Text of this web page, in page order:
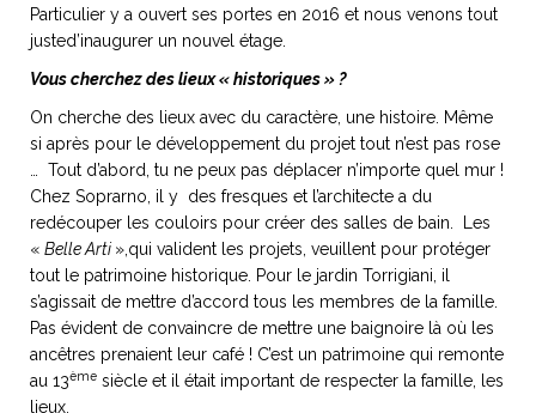
Particulier y a ouvert ses portes en 2016 et nous venons tout
justed’inaugurer un nouvel étage.
Vous cherchez des lieux « historiques » ?
On cherche des lieux avec du caractère, une histoire. Même
si après pour le développement du projet tout n’est pas rose
… Tout d’abord, tu ne peux pas déplacer n’importe quel mur !
Chez Soprarno, il y des fresques et l’architecte a du
redécouper les couloirs pour créer des salles de bain. Les
« Belle Arti»,qui valident les projets, veuillent pour protéger
tout le patrimoine historique. Pour le jardin Torrigiani, il
s’agissait de mettre d’accord tous les membres de la famille.
Pas évident de convaincre de mettre une baignoire là où les
ancêtres prenaient leur café ! C’est un patrimoine qui remonte
au 13ème siècle et il était important de respecter la famille, les
lieux.